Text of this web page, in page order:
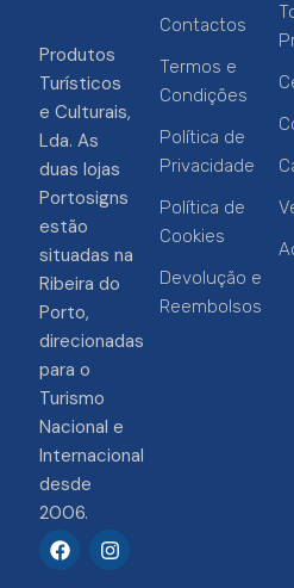
Produtos
Turísticos
e Culturais,
Lda. As
duas lojas
Portosigns
estão
situadas na
Ribeira do
Porto,
direcionadas
para o
Turismo
Nacional e
Internacional
desde
2006.
F
a
I
n
Contactos
Termos e
Condições
Política de
Privacidade
Política de
Cookies
Devolução e
Reembolsos